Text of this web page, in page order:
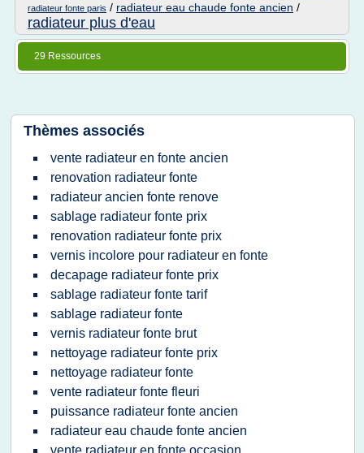
radiateur fonte paris / radiateur eau chaude fonte ancien /
radiateur plus d'eau
29 Ressources
Thèmes associés
vente radiateur en fonte ancien
renovation radiateur fonte
radiateur ancien fonte renove
sablage radiateur fonte prix
renovation radiateur fonte prix
vernis incolore pour radiateur en fonte
decapage radiateur fonte prix
sablage radiateur fonte tarif
sablage radiateur fonte
vernis radiateur fonte brut
nettoyage radiateur fonte prix
nettoyage radiateur fonte
vente radiateur fonte fleuri
puissance radiateur fonte ancien
radiateur eau chaude fonte ancien
vente radiateur en fonte occasion